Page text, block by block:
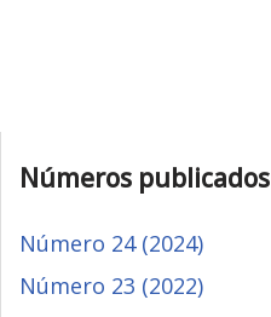
Números publicados
Número 24 (2024)
Número 23 (2022)